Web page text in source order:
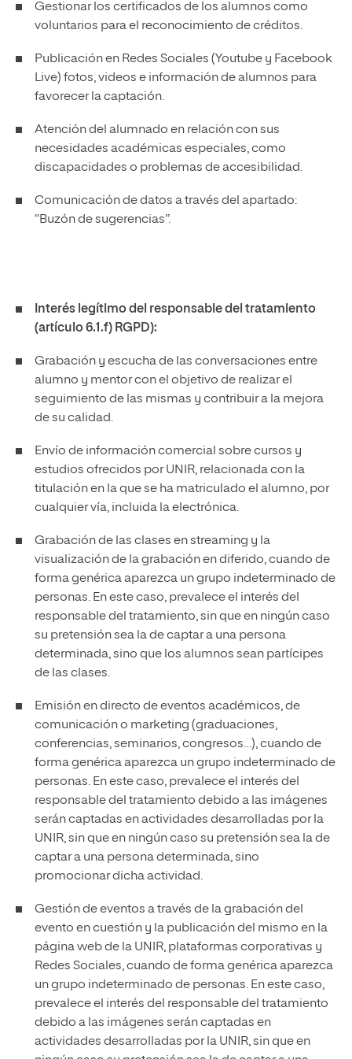
Gestionar los certificados de los alumnos como
voluntarios para el reconocimiento de créditos.
Publicación en Redes Sociales (Youtube y Facebook
Live) fotos, videos e información de alumnos para
favorecer la captación.
Atención del alumnado en relación con sus
necesidades académicas especiales, como
discapacidades o problemas de accesibilidad.
Comunicación de datos a través del apartado:
“Buzón de sugerencias”.
Interés legítimo del responsable del tratamiento
(artículo 6.1.f) RGPD):
Grabación y escucha de las conversaciones entre
alumno y mentor con el objetivo de realizar el
seguimiento de las mismas y contribuir a la mejora
de su calidad.
Envío de información comercial sobre cursos y
estudios ofrecidos por UNIR, relacionada con la
titulación en la que se ha matriculado el alumno, por
cualquier vía, incluida la electrónica.
Grabación de las clases en streaming y la
visualización de la grabación en diferido, cuando de
forma genérica aparezca un grupo indeterminado de
personas. En este caso, prevalece el interés del
responsable del tratamiento, sin que en ningún caso
su pretensión sea la de captar a una persona
determinada, sino que los alumnos sean partícipes
de las clases.
Emisión en directo de eventos académicos, de
comunicación o marketing (graduaciones,
conferencias, seminarios, congresos…), cuando de
forma genérica aparezca un grupo indeterminado de
personas. En este caso, prevalece el interés del
responsable del tratamiento debido a las imágenes
serán captadas en actividades desarrolladas por la
UNIR, sin que en ningún caso su pretensión sea la de
captar a una persona determinada, sino
promocionar dicha actividad.
Gestión de eventos a través de la grabación del
evento en cuestión y la publicación del mismo en la
página web de la UNIR, plataformas corporativas y
Redes Sociales, cuando de forma genérica aparezca
un grupo indeterminado de personas. En este caso,
prevalece el interés del responsable del tratamiento
debido a las imágenes serán captadas en
actividades desarrolladas por la UNIR, sin que en